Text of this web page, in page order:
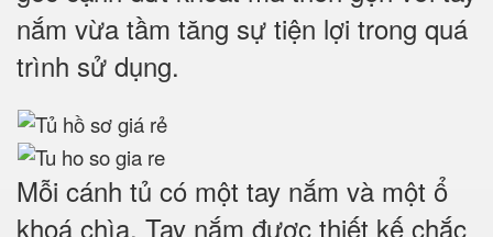
nắm vừa tầm tăng sự tiện lợi trong quá
trình sử dụng.
Mỗi cánh tủ có một tay nắm và một ổ
khoá chìa. Tay nắm được thiết kế chắc